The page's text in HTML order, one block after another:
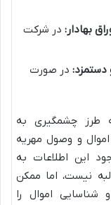
بهادار: در شرکت
در صورت
طرز چشمگیری به
و وصول مهریه
این اطلاعات به
نیست، اما ممکن
شناسایی اموال را